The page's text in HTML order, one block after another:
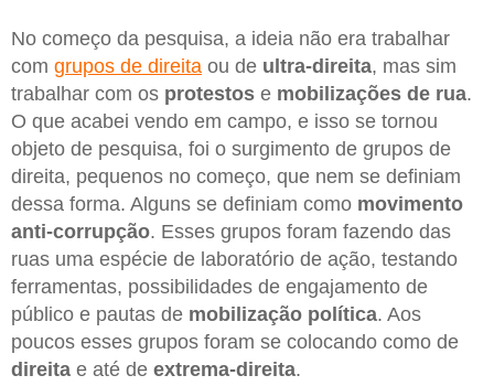
No começo da pesquisa, a ideia não era trabalhar
com grupos de direita ou de ultra-direita, mas sim
trabalhar com os protestos e mobilizações de rua.
O que acabei vendo em campo, e isso se tornou
objeto de pesquisa, foi o surgimento de grupos de
direita, pequenos no começo, que nem se definiam
dessa forma. Alguns se definiam como movimento
anti-corrupção. Esses grupos foram fazendo das
ruas uma espécie de laboratório de ação, testando
ferramentas, possibilidades de engajamento de
público e pautas de mobilização política. Aos
poucos esses grupos foram se colocando como de
direita e até de extrema-direita.